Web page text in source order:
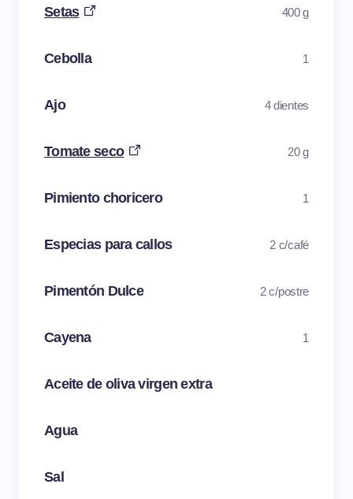
Setas 400 g
Cebolla 1
Ajo 4 dientes
Tomate seco 20 g
Pimiento choricero 1
Especias para callos 2 c/café
Pimentón Dulce 2 c/postre
Cayena 1
Aceite de oliva virgen extra
Agua
Sal